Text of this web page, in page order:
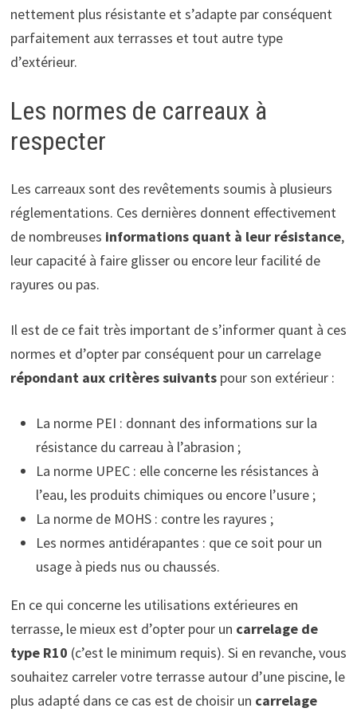
nettement plus résistante et s’adapte par conséquent
parfaitement aux terrasses et tout autre type
d’extérieur.
Les normes de carreaux à
respecter
Les carreaux sont des revêtements soumis à plusieurs
réglementations. Ces dernières donnent effectivement
de nombreuses informations quant à leur résistance,
leur capacité à faire glisser ou encore leur facilité de
rayures ou pas.
Il est de ce fait très important de s’informer quant à ces
normes et d’opter par conséquent pour un carrelage
répondant aux critères suivantspour son extérieur :
La norme PEI : donnant des informations sur la
résistance du carreau à l’abrasion ;
La norme UPEC : elle concerne les résistances à
l’eau, les produits chimiques ou encore l’usure ;
La norme de MOHS : contre les rayures ;
Les normes antidérapantes : que ce soit pour un
usage à pieds nus ou chaussés.
En ce qui concerne les utilisations extérieures en
terrasse, le mieux est d’opter pour un carrelage de
type R10 (c’est le minimum requis). Si en revanche, vous
souhaitez carreler votre terrasse autour d’une piscine, le
plus adapté dans ce cas est de choisir un carrelage